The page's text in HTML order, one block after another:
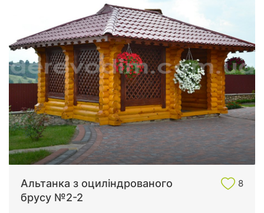
Альтанка з оциліндрованого
брусу №2-2
8